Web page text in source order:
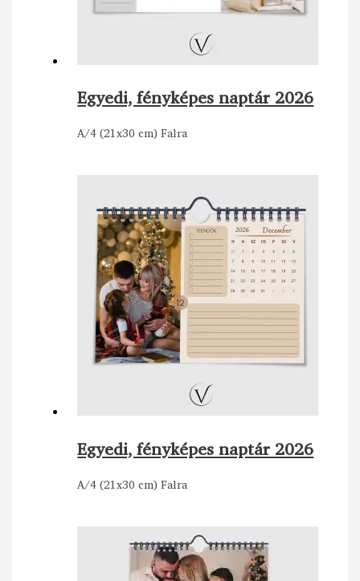
Egyedi, fényképes naptár 2026
A/4 (21x30 cm) Falra
Egyedi, fényképes naptár 2026
A/4 (21x30 cm) Falra